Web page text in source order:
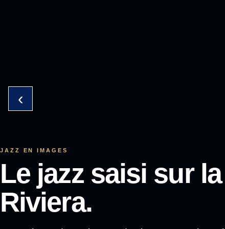
JAZZ EN IMAGES
Le jazz saisi sur la
Riviera.
‹